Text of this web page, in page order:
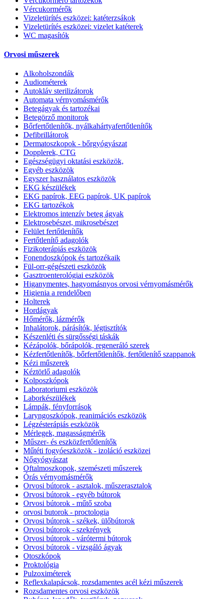
Vércukormérők
Vizeletürítés eszközei: katéterzsákok
Vizeletürítés eszközei: vizelet katéterek
WC magasítók
Orvosi műszerek
Alkoholszondák
Audiométerek
Autokláv sterilizátorok
Automata vérnyomásmérők
Betegágyak és tartozékai
Betegörző monitorok
Bőrfertőtlenítők, nyálkahártyafertőtlenítők
Defibrillátorok
Dermatoszkopok - bőrgyógyászat
Dopplerek, CTG
Egészségügyi oktatási eszközök,
Egyéb eszközök
Egyszer használatos eszközök
EKG készülékek
EKG papírok, EEG papírok, UK papírok
EKG tartozékok
Elektromos intenzív beteg ágyak
Elektrosebészet, mikrosebészet
Felület fertőtlenítők
Fertőtlenítő adagolók
Fizikoterápiás eszközök
Fonendoszkópok és tartozékaik
Fül-orr-gégészeti eszközök
Gasztroenterológiai eszközök
Higanymentes, hagyomásnyos orvosi vérnyomásmérők
Higienia a rendelőben
Holterek
Hordágyak
Hőmérők, lázmérők
Inhalátorok, párásítók, légtisztítók
Készenléti és sürgősségi táskák
Kézápolók, bőrápolók, regeneráló szerek
Kézfertőtlenítők, bőrfertőtlenítők, fertőtlenítő szappanok
Kézi műszerek
Kéztörlő adagolók
Kolposzkópok
Laboratoriumi eszközök
Laborkészülékek
Lámpák, fényforrások
Laryngoszkópok, reanimációs eszközök
Légzésterápiás eszközök
Mérlegek, magasságmérők
Műszer- és eszközfertőtlenítők
Műtéti fogyóeszközök - izoláció eszközei
Nőgyógyászat
Oftalmoszkopok, szemészeti műszerek
Órás vérnyomásmérők
Orvosi bútorok - asztalok, műszerasztalok
Orvosi bútorok - egyéb bútorok
Orvosi bútorok - műtő szoba
orvosi butorok - proctologia
Orvosi bútorok - székek, ülőbútorok
Orvosi bútorok - szekrények
Orvosi bútorok - várótermi bútorok
Orvosi bútorok - vizsgáló ágyak
Otoszkópok
Proktológia
Pulzoximéterek
Reflexkalapácsok, rozsdamentes acél kézi műszerek
Rozsdamentes orvosi eszközök